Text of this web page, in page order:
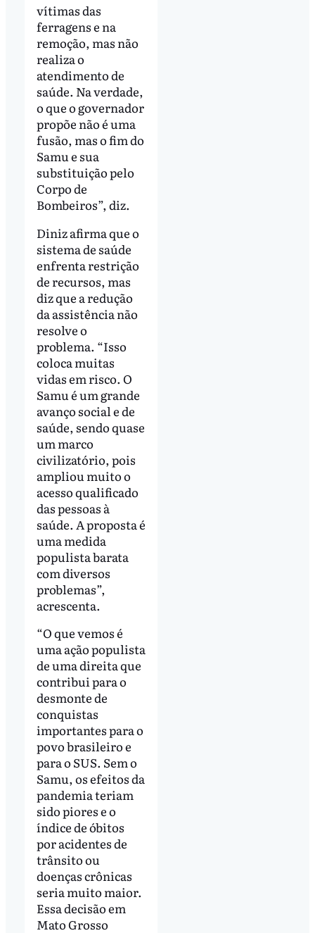
vítimas das
ferragens e na
remoção, mas não
realiza o
atendimento de
saúde. Na verdade,
o que o governador
propõe não é uma
fusão, mas o fim do
Samu e sua
substituição pelo
Corpo de
Bombeiros”, diz.
Diniz afirma que o
sistema de saúde
enfrenta restrição
de recursos, mas
diz que a redução
da assistência não
resolve o
problema. “Isso
coloca muitas
vidas em risco. O
Samu é um grande
avanço social e de
saúde, sendo quase
um marco
civilizatório, pois
ampliou muito o
acesso qualificado
das pessoas à
saúde. A proposta é
uma medida
populista barata
com diversos
problemas”,
acrescenta.
“O que vemos é
uma ação populista
de uma direita que
contribui para o
desmonte de
conquistas
importantes para o
povo brasileiro e
para o SUS. Sem o
Samu, os efeitos da
pandemia teriam
sido piores e o
índice de óbitos
por acidentes de
trânsito ou
doenças crônicas
seria muito maior.
Essa decisão em
Mato Grosso